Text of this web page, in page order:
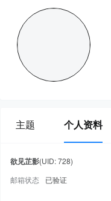
主题 个人资料
欲见芷影(UID: 728)
邮箱状态
已验证